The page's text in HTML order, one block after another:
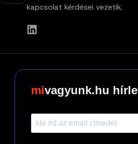
kapcsolat kérdései vezetik.
vagyunk.hu